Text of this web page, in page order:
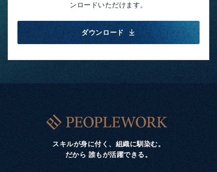
ンロードいただけます。
ダウンロード
スキルが身に付く、組織に馴染む。
だから 誰もが活躍できる。